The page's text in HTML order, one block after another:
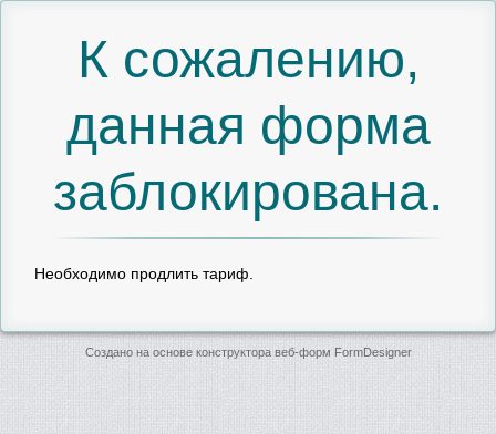
К сожалению,
данная форма
заблокирована.
Необходимо продлить тариф.
Создано на основе конструктора веб-форм FormDesigner